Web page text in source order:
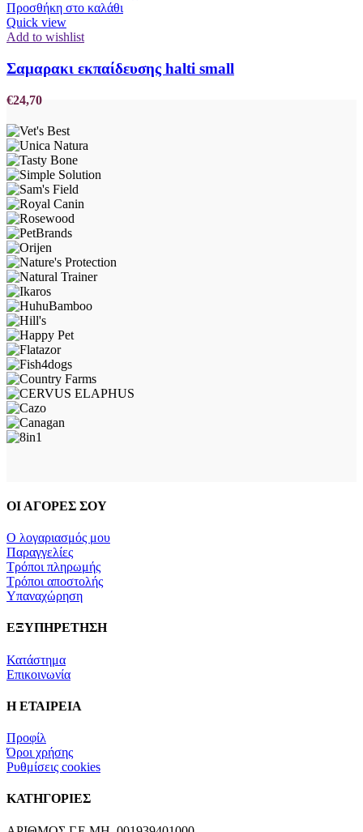
Προσθήκη στο καλάθι
Quick view
Add to wishlist
Σαμαρακι εκπαίδευσης halti small
€24,70
ΟΙ ΑΓΟΡΕΣ ΣΟΥ
Ο λογαριασμός μου
Παραγγελίες
Τρόποι πληρωμής
Τρόποι αποστολής
Υπαναχώρηση
ΕΞΥΠΗΡΕΤΗΣΗ
Κατάστημα
Επικοινωνία
Η ΕΤΑΙΡΕΙΑ
Προφίλ
Όροι χρήσης
Ρυθμίσεις cookies
ΚΑΤΗΓΟΡΙΕΣ